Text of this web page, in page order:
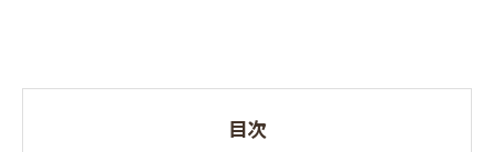
目次